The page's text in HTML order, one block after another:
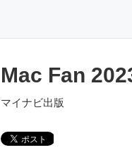
Mac Fan
マイナビ出版